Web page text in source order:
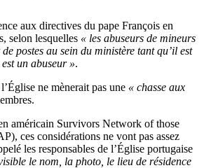
aux directives du pape François en
selon lesquelles « les abuseurs de mineurs
postes au sein du ministère tant qu’il est
un abuseur ».
ne mènerait pas une « chasse aux
américain Survivors Network of those
ces considérations ne vont pas assez
les responsables de l’Église portugaise
le nom, la photo, le lieu de résidence